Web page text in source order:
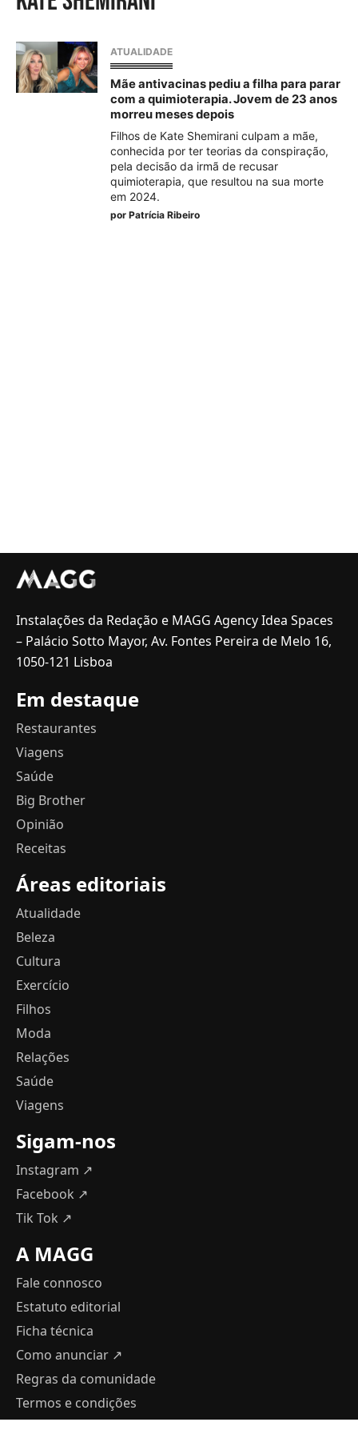
ATUALIDADE
Mãe antivacinas pediu a filha para parar
com a quimioterapia. Jovem de 23 anos
morreu meses depois
Filhos de Kate Shemirani culpam a mãe,
conhecida por ter teorias da conspiração,
pela decisão da irmã de recusar
quimioterapia, que resultou na sua morte
em 2024.
por Patrícia Ribeiro
Instalações da Redação e MAGG Agency Idea Spaces
– Palácio Sotto Mayor, Av. Fontes Pereira de Melo 16,
1050-121 Lisboa
Em destaque
Restaurantes
Viagens
Saúde
Big Brother
Opinião
Receitas
Áreas editoriais
Atualidade
Beleza
Cultura
Exercício
Filhos
Moda
Relações
Saúde
Viagens
Sigam-nos
Instagram ↗
Facebook ↗
Tik Tok ↗
A MAGG
Fale connosco
Estatuto editorial
Ficha técnica
Como anunciar ↗
Regras da comunidade
Termos e condições